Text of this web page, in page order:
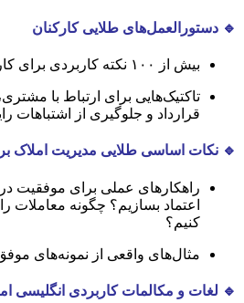
🔹 دستورالعمل‌های طلایی کارکنان
بیش از ۱۰۰ نکته کاربردی برای کارکنان دفاتر املاک.
تاکتیک‌هایی برای ارتباط با
قرارداد و جلوگیری از اشتباهات
🔹 نکات اساسی طلایی مدیریت املاک
راهکارهای عملی برای موفقیت
اعتماد بسازیم؟ چگونه معاملات
کنیم؟
مثال‌های واقعی از نمونه‌های موفق
🔹 لغات و مکالمات کاربردی انگلیسی